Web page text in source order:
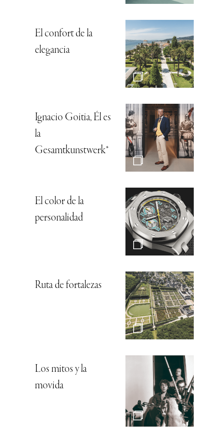
El confort de la
elegancia
Ignacio Goitia, Él es
la
Gesamtkunstwerk*
El color de la
personalidad
Ruta de fortalezas
Los mitos y la
movida